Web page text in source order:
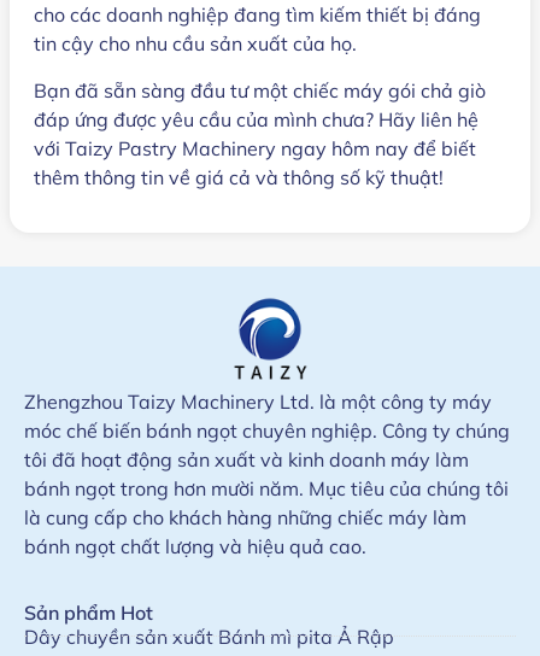
cho các doanh nghiệp đang tìm kiếm thiết bị đáng
tin cậy cho nhu cầu sản xuất của họ.
Bạn đã sẵn sàng đầu tư một chiếc máy gói chả giò
đáp ứng được yêu cầu của mình chưa? Hãy liên hệ
với Taizy Pastry Machinery ngay hôm nay để biết
thêm thông tin về giá cả và thông số kỹ thuật!
Zhengzhou Taizy Machinery Ltd. là một công ty máy
móc chế biến bánh ngọt chuyên nghiệp. Công ty chúng
tôi đã hoạt động sản xuất và kinh doanh máy làm
bánh ngọt trong hơn mười năm. Mục tiêu của chúng tôi
là cung cấp cho khách hàng những chiếc máy làm
bánh ngọt chất lượng và hiệu quả cao.
Sản phẩm Hot
Dây chuyền sản xuất Bánh mì pita Ả Rập